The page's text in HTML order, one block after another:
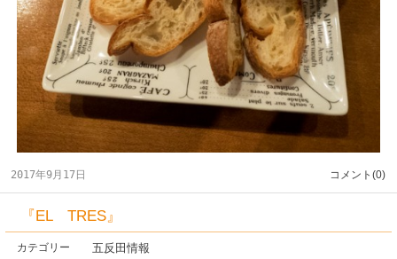
2017年9月17日 コメント(0)
『EL TRES』
カテゴリー 五反田情報